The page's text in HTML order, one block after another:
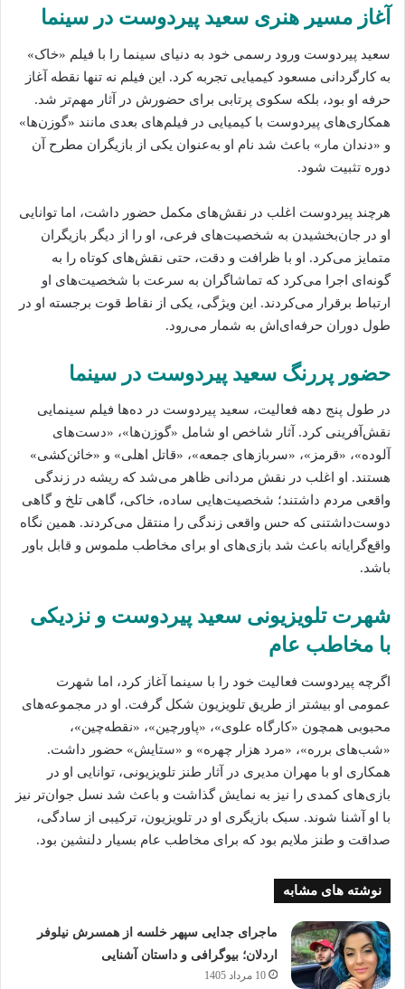
آغاز مسیر هنری سعید پیردوست در سینما
سعید پیردوست ورود رسمی خود به دنیای سینما را با فیلم «خاک»
به کارگردانی مسعود کیمیایی تجربه کرد. این فیلم نه تنها نقطه آغاز
حرفه او بود، بلکه سکوی پرتابی برای حضورش در آثار مهم‌تر شد.
همکاری‌های پیردوست با کیمیایی در فیلم‌های بعدی مانند «گوزن‌ها»
و «دندان مار» باعث شد نام او به‌عنوان یکی از بازیگران مطرح آن
دوره تثبیت شود.
هرچند پیردوست اغلب در نقش‌های مکمل حضور داشت، اما توانایی
او در جان‌بخشیدن به شخصیت‌های فرعی، او را از دیگر بازیگران
متمایز می‌کرد. او با ظرافت و دقت، حتی نقش‌های کوتاه را به
گونه‌ای اجرا می‌کرد که تماشاگران به سرعت با شخصیت‌های او
ارتباط برقرار می‌کردند. این ویژگی، یکی از نقاط قوت برجسته او در
طول دوران حرفه‌ای‌اش به شمار می‌رود.
حضور پررنگ سعید پیردوست در سینما
در طول پنج دهه فعالیت، سعید پیردوست در ده‌ها فیلم سینمایی
نقش‌آفرینی کرد. آثار شاخص او شامل «گوزن‌ها»، «دست‌های
آلوده»، «قرمز»، «سربازهای جمعه»، «قاتل اهلی» و «خائن‌کشی»
هستند. او اغلب در نقش مردانی ظاهر می‌شد که ریشه در زندگی
واقعی مردم داشتند؛ شخصیت‌هایی ساده، خاکی، گاهی تلخ و گاهی
دوست‌داشتنی که حس واقعی زندگی را منتقل می‌کردند. همین نگاه
واقع‌گرایانه باعث شد بازی‌های او برای مخاطب ملموس و قابل باور
باشد.
شهرت تلویزیونی سعید پیردوست و نزدیکی
با مخاطب عام
اگرچه پیردوست فعالیت خود را با سینما آغاز کرد، اما شهرت
عمومی او بیشتر از طریق تلویزیون شکل گرفت. او در مجموعه‌های
محبوبی همچون «کارگاه علوی»، «پاورچین»، «نقطه‌چین»،
«شب‌های برره»، «مرد هزار چهره» و «ستایش» حضور داشت.
همکاری او با مهران مدیری در آثار طنز تلویزیونی، توانایی او در
بازی‌های کمدی را نیز به نمایش گذاشت و باعث شد نسل جوان‌تر نیز
با او آشنا شوند. سبک بازیگری او در تلویزیون، ترکیبی از سادگی،
صداقت و طنز ملایم بود که برای مخاطب عام بسیار دلنشین بود.
نوشته های مشابه
ماجرای جدایی سپهر خلسه از همسرش نیلوفر
اردلان؛ بیوگرافی و داستان آشنایی
10 مرداد 1405